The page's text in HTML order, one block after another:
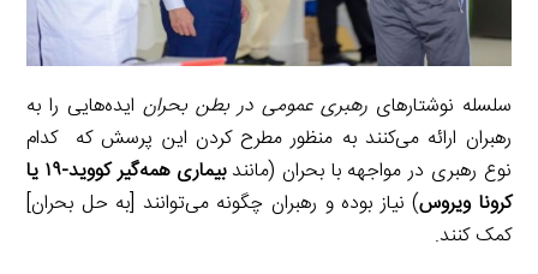
سلسله نوشتارهایرهبری عمومی در بطن بحران ایده‌هایی را به
رهبران ارائه می‌کنند به منظور مطرح کردن این پرسش که کدام
نوع رهبری در مواجهه با بحران (مانند
بیماری همه‌گیر کووید-۱۹ یا
کرونا ویروس) نیاز بوده و رهبران چگونه می‌توانند [به حل بحران]
کمک کنند.